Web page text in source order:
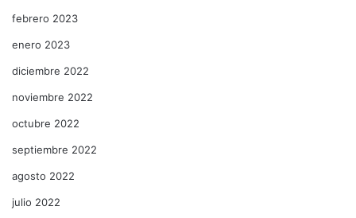
febrero 2023
enero 2023
diciembre 2022
noviembre 2022
octubre 2022
septiembre 2022
agosto 2022
julio 2022